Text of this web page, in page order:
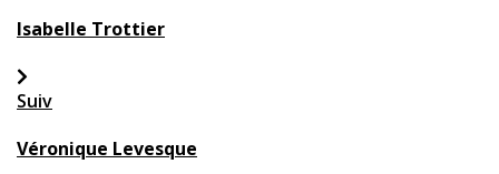
Isabelle Trottier
Suiv
Véronique Levesque